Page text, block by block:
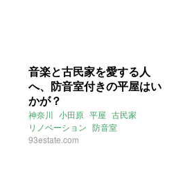
音楽と古民家を愛する人
へ、防音室付きの平屋はい
かが？
神奈川 小田原 平屋 古民家
リノベーション 防音室
93estate.com